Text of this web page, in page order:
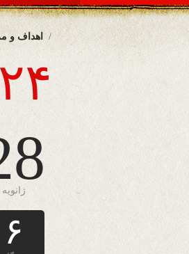
اهداف و
۲۴ ساعت
ژانویه
۶